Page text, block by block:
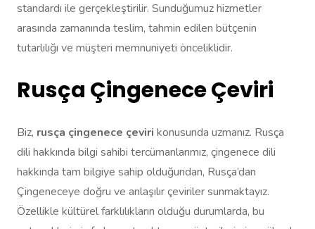
standardı ile gerçekleştirilir. Sunduğumuz hizmetler
arasında zamanında teslim, tahmin edilen bütçenin
tutarlılığı ve müşteri memnuniyeti önceliklidir.
Rusça Çingenece Çeviri
Biz, rusça çingenece çeviri konusunda uzmanız. Rusça
dili hakkında bilgi sahibi tercümanlarımız, çingenece dili
hakkında tam bilgiye sahip olduğundan, Rusça’dan
Çingeneceye doğru ve anlaşılır çeviriler sunmaktayız.
Özellikle kültürel farklılıkların olduğu durumlarda, bu